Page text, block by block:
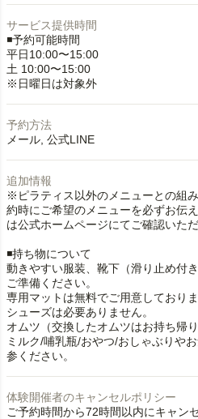
サービス提供時間
◾️予約可能時間
平日10:00〜15:00
土 10:00〜15:00
※日曜日は対象外
予約方法
メール 公式LINE
追加情報
※ピラティス以外のメニューとの組
約時にご希望のメニューを必ずお伝
は公式ホームページにてご確認いただ
◾️持ち物について
動きやすい服装、靴下（滑り止め付
ご準備ください。
専用マットは無料でご用意しておりま
シューズは必要ありません。
オムツ（交換したオムツはお持ち帰
ミルク/哺乳瓶/おやつ/おしゃぶりや
参ください。
体験開催者のキャンセルポリシー
ご予約時間から72時間以内にキャン